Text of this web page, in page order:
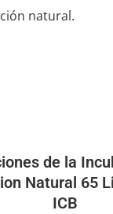
natural.
de la
Natural 65
ICB